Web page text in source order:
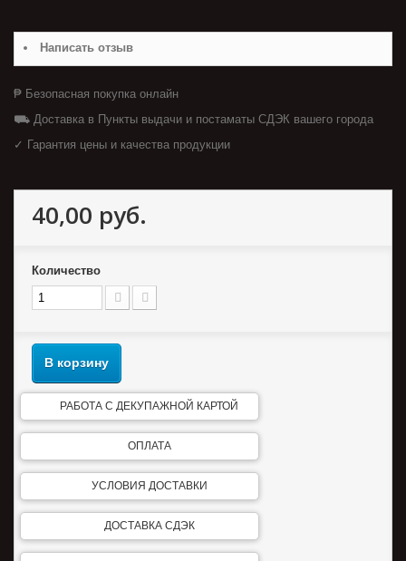
Написать отзыв
₱ Безопасная покупка онлайн
⛟ Доставка в Пункты выдачи и постаматы СДЭК вашего города
✓ Гарантия цены и качества продукции
40,00 руб.
Количество
В корзину
РАБОТА С ДЕКУПАЖНОЙ КАРТОЙ
ОПЛАТА
УСЛОВИЯ ДОСТАВКИ
ДОСТАВКА СДЭК